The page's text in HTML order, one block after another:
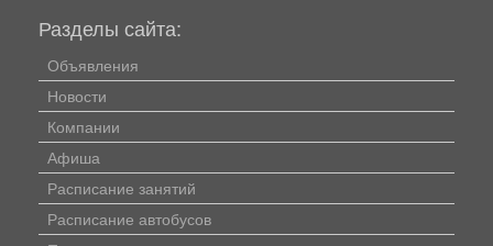
Разделы сайта:
Объявления
Новости
Компании
Афиша
Расписание занятий
Расписание автобусов